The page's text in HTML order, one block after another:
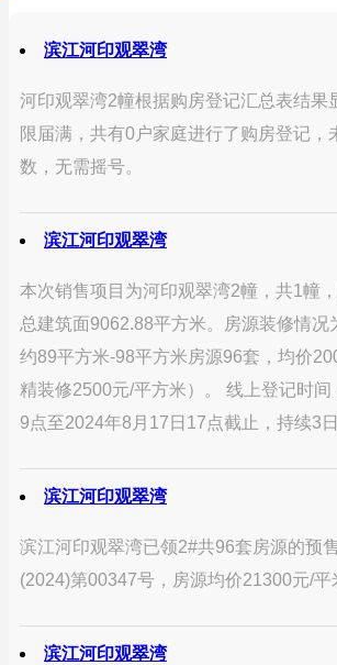
滨江河印观翠湾
河印观翠湾2幢根据购房登记汇总表结果
限届满，共有0户家庭进行了购房登记，
数，无需摇号。
滨江河印观翠湾
本次销售项目为河印观翠湾2幢，共1幢
总建筑面9062.88平方米。房源装修情况
约89平方米-98平方米房源96套，均价
精装修2500元/平方米）。 线上登记时间
9点至2024年8月17日17点截止，持续3
滨江河印观翠湾
滨江河印观翠湾已领2#共96套房源的预
(2024)第00347号，房源均价21300元/平
滨江河印观翠湾